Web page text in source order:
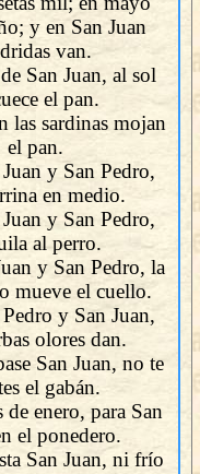
y en San Juan
van.
San Juan, al sol
el pan.
las sardinas mojan
el pan.
y San Pedro,
en medio.
y San Pedro,
al perro.
y San Pedro, la
mueve el cuello.
y San Juan,
olores dan.
San Juan, no te
el gabán.
enero, para San
el ponedero.
San Juan, ni frío